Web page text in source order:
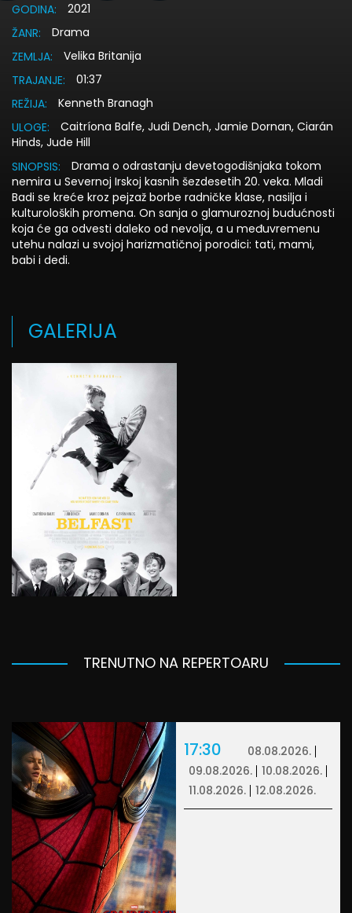
GODINA:
2021
ŽANR:
Drama
ZEMLJA:
Velika Britanija
TRAJANJE:
01:37
REŽIJA:
Kenneth Branagh
ULOGE:
Caitríona Balfe, Judi Dench, Jamie Dornan, Ciarán
Hinds, Jude Hill
SINOPSIS:
Drama o odrastanju devetogodišnjaka tokom
nemira u Severnoj Irskoj kasnih šezdesetih 20. veka. Mladi
Badi se kreće kroz pejzaž borbe radničke klase, nasilja i
kulturoloških promena. On sanja o glamuroznoj budućnosti
koja će ga odvesti daleko od nevolja, a u međuvremenu
utehu nalazi u svojoj harizmatičnoj porodici: tati, mami,
babi i dedi.
GALERIJA
TRENUTNO NA REPERTOARU
17:30
08.08.2026.
09.08.2026.
10.08.2026.
11.08.2026.
12.08.2026.